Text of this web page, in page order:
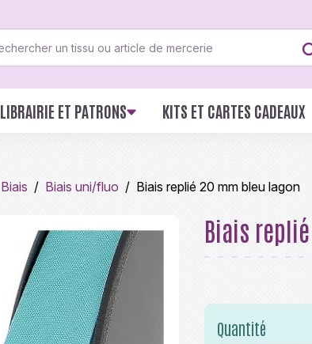
LIBRAIRIE ET PATRONS KITS ET CARTES CADEAUX
Biais Biais uni/fluo Biais replié 20 mm bleu lagon
Biais
Quantité